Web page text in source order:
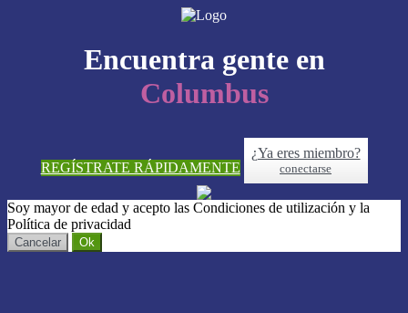
Encuentra gente en
Columbus
REGÍSTRATE RÁPIDAMENTE
¿Ya eres miembro?
conectarse
Soy mayor de edad y acepto las Condiciones de utilización y la
Política de privacidad
Cancelar Ok